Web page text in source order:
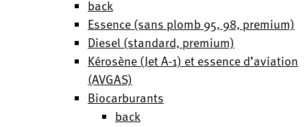
back
Essence (sans plomb 95, 98, premium)
Diesel (standard, premium)
Kérosène (Jet A-1) et essence d’aviation
(AVGAS)
Biocarburants
back